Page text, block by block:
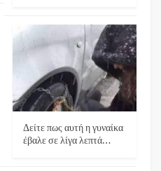
Δείτε πως αυτή η γυναίκα
έβαλε σε λίγα λεπτά…